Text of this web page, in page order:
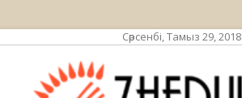
Сәрсенбі, Тамыз 29, 2018